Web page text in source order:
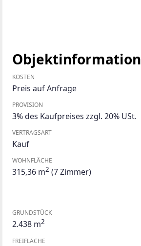
Objektinformation
KOSTEN
Preis auf Anfrage
PROVISION
3% des Kaufpreises zzgl. 20% USt.
VERTRAGSART
Kauf
WOHNFLÄCHE
315,36 m2 (7 Zimmer)
GRUNDSTÜCK
2.438 m2
FREIFLÄCHE